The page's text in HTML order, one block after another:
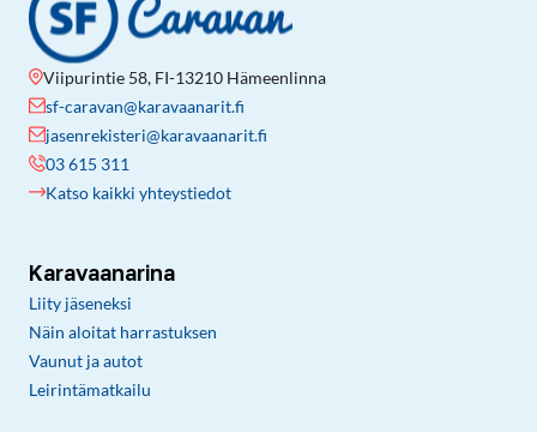
Viipurintie 58, FI-13210 Hämeenlinna
sf-caravan@karavaanarit.fi
jasenrekisteri@karavaanarit.fi
03 615 311
Katso kaikki yhteystiedot
Karavaanarina
Liity jäseneksi
Näin aloitat harrastuksen
Vaunut ja autot
Leirintämatkailu